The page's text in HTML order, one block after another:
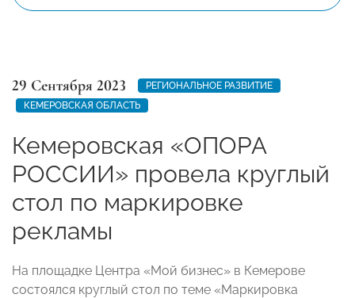
29 Сентября 2023
РЕГИОНАЛЬНОЕ РАЗВИТИЕ
КЕМЕРОВСКАЯ ОБЛАСТЬ
Кемеровская «ОПОРА
РОССИИ» провела круглый
стол по маркировке
рекламы
На площадке Центра «Мой бизнес» в Кемерове
состоялся круглый стол по теме «Маркировка